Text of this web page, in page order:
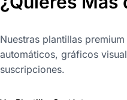
Nuestras plantillas
automáticos, gráficos
suscripciones.